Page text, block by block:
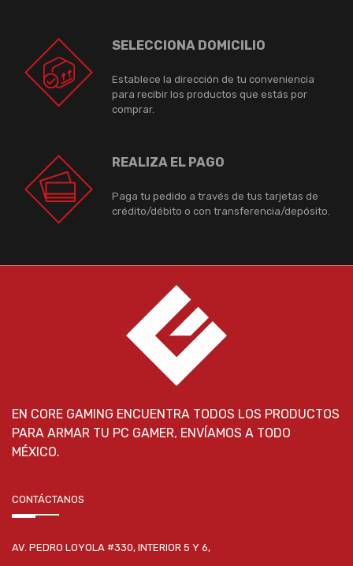
SELECCIONA DOMICILIO
Establece la dirección de tu conveniencia
para recibir los productos que estás por
comprar.
REALIZA EL PAGO
Paga tu pedido a través de tus tarjetas de
crédito/débito o con transferencia/depósito.
EN CORE GAMING ENCUENTRA TODOS LOS PRODUCTOS
PARA ARMAR TU PC GAMER, ENVÍAMOS A TODO
MÉXICO.
CONTÁCTANOS
AV. PEDRO LOYOLA #330, INTERIOR 5 Y 6,